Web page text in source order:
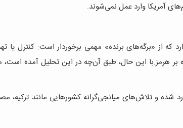
آمریکا وارد عمل نمی‌شوند.
که از «برگه‌های برنده» مهمی برخوردار است: کنترل یا
بر هرمز.با این حال، طبق آن‌چه در این تحلیل آمده
شده و تلاش‌های میانجی‌گرانه کشورهایی مانند ترکیه،